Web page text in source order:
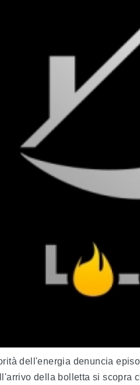
dell'energia denuncia
della bolletta si scopra